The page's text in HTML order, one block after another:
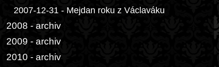
2007-12-31 - Mejdan roku z Václaváku
2008 - archiv
2009 - archiv
2010 - archiv